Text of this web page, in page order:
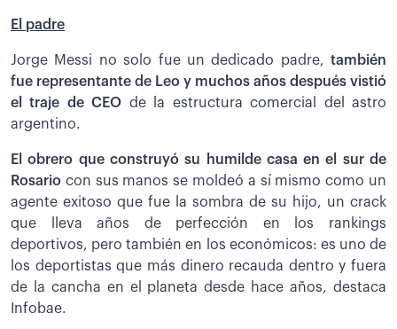
El padre
Jorge Messi no solo fue un dedicado padre, también
fue representante de Leo y muchos años después vistió
el traje de CEO de la estructura comercial del astro
argentino.
El obrero que construyó su humilde casa en el sur de
Rosario con sus manos se moldeó a sí mismo como un
agente exitoso que fue la sombra de su hijo, un crack
que lleva años de perfección en los rankings
deportivos, pero también en los económicos: es uno de
los deportistas que más dinero recauda dentro y fuera
de la cancha en el planeta desde hace años, destaca
Infobae.